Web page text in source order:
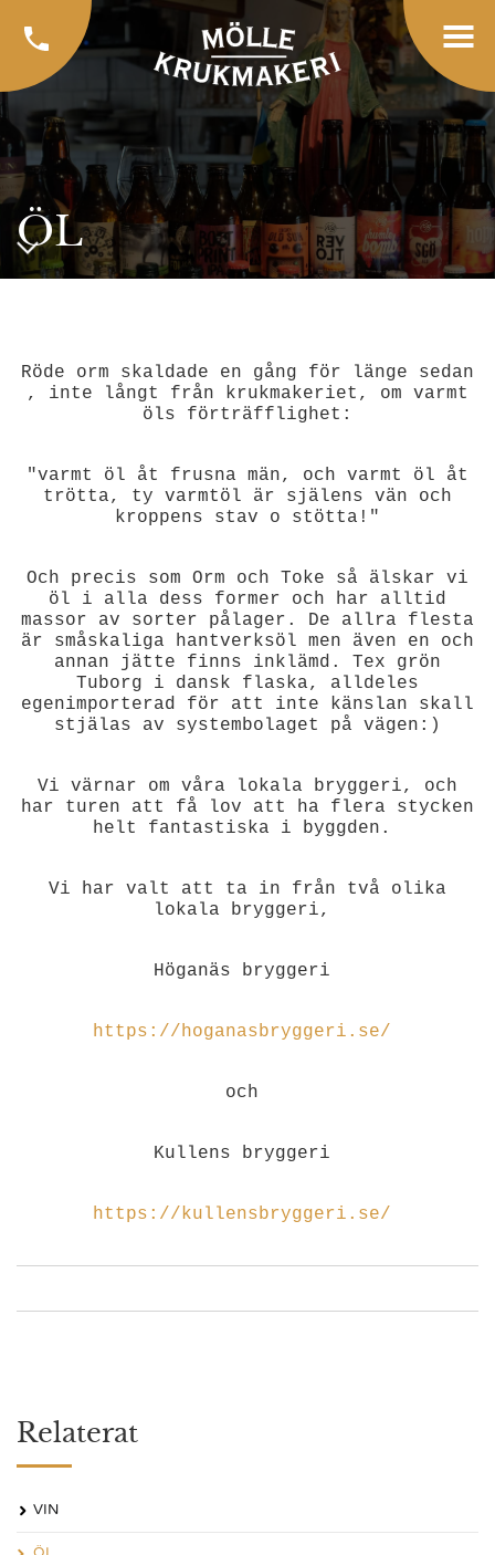
ÖL
Röde orm skaldade en gång för länge sedan
, inte långt från krukmakeriet, om varmt
öls förträfflighet:
"varmt öl åt frusna män, och varmt öl åt
trötta, ty varmtöl är själens vän och
kroppens stav o stötta!"
Och precis som Orm och Toke så älskar vi
öl i alla dess former och har alltid
massor av sorter pålager. De allra flesta
är småskaliga hantverksöl men även en och
annan jätte finns inklämd. Tex grön
Tuborg i dansk flaska, alldeles
egenimporterad för att inte känslan skall
stjälas av systembolaget på vägen:)
Vi värnar om våra lokala bryggeri, och
har turen att få lov att ha flera stycken
helt fantastiska i byggden.
Vi har valt att ta in från två olika
lokala bryggeri,
Höganäs bryggeri
https://hoganasbryggeri.se/
och
Kullens bryggeri
https://kullensbryggeri.se/
Relaterat
VIN